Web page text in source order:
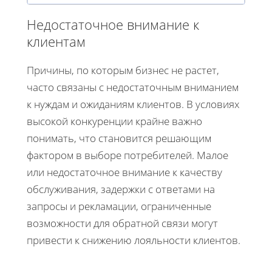
Недостаточное внимание к
клиентам
Причины, по которым бизнес не растет,
часто связаны с недостаточным вниманием
к нуждам и ожиданиям клиентов. В условиях
высокой конкуренции крайне важно
понимать, что становится решающим
фактором в выборе потребителей. Малое
или недостаточное внимание к качеству
обслуживания, задержки с ответами на
запросы и рекламации, ограниченные
возможности для обратной связи могут
привести к снижению лояльности клиентов.